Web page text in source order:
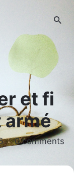
et fi
armé
0 comments